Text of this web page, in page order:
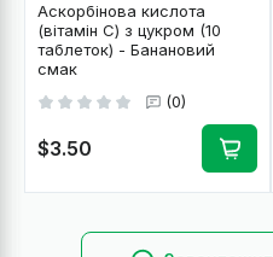
Аскорбінова кислота
(вітамін C) з цукром (10
таблеток) - Банановий
смак
(0)
$3.50